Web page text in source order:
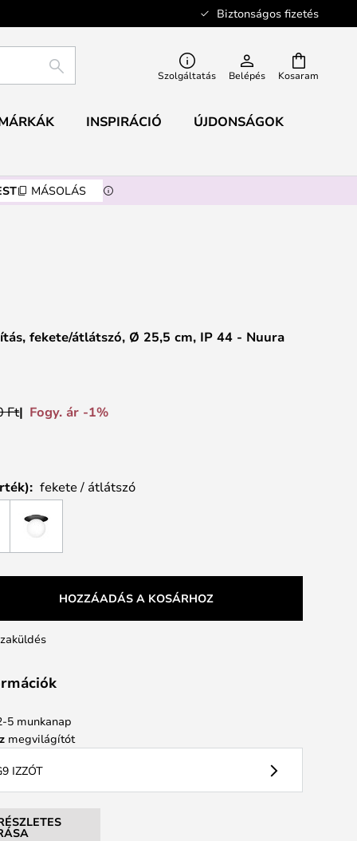
Biztonságos fizetés
Kosaram
KERESÉS Szolgáltatás Belépés
INSPIRÁCIÓ ÚJDONSÁGOK
MÁSOLÁS
fekete/átlátszó, Ø 25,5 cm, IP 44 - Nuura
Ft Fogy. ár -1%
fekete / átlátszó
HOZZÁADÁS A KOSÁRHOZ
5 munkanap
megvilágítót
IZZÓT